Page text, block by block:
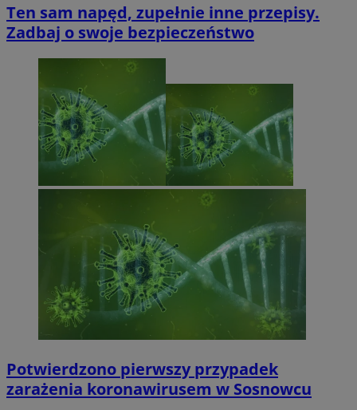
Ten sam napęd, zupełnie inne przepisy.
Zadbaj o swoje bezpieczeństwo
Potwierdzono pierwszy przypadek
zarażenia koronawirusem w Sosnowcu